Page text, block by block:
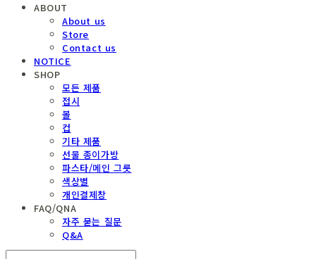
ABOUT
About us
Store
Contact us
NOTICE
SHOP
모든 제품
접시
볼
컵
기타 제품
선물 종이가방
파스타/메인 그릇
색상별
개인결제창
FAQ/QNA
자주 묻는 질문
Q&A